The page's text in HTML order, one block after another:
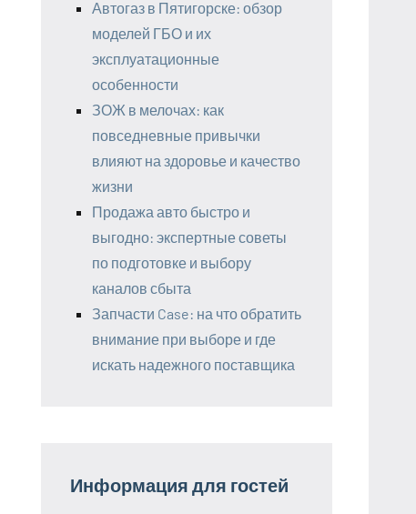
Автогаз в Пятигорске: обзор
моделей ГБО и их
эксплуатационные
особенности
ЗОЖ в мелочах: как
повседневные привычки
влияют на здоровье и качество
жизни
Продажа авто быстро и
выгодно: экспертные советы
по подготовке и выбору
каналов сбыта
Запчасти Case: на что обратить
внимание при выборе и где
искать надежного поставщика
Информация для гостей